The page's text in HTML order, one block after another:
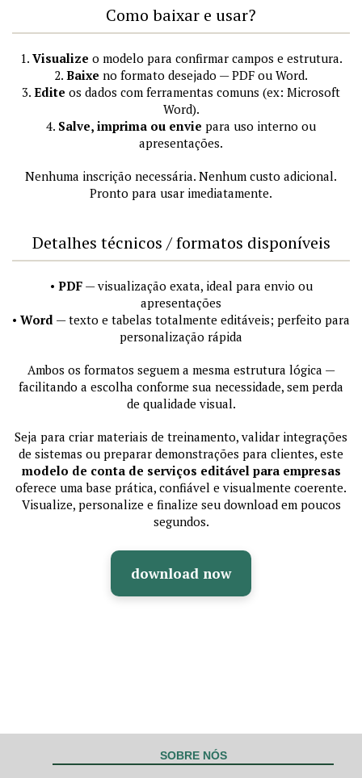
Como baixar e usar?
1. Visualize o modelo para confirmar campos e estrutura.
2. Baixe no formato desejado — PDF ou Word.
3. Edite os dados com ferramentas comuns (ex: Microsoft
Word).
4. Salve, imprima ou envie para uso interno ou
apresentações.
Nenhuma inscrição necessária. Nenhum custo adicional.
Pronto para usar imediatamente.
Detalhes técnicos / formatos disponíveis
• PDF— visualização exata, ideal para envio ou
apresentações
• Word — texto e tabelas totalmente editáveis; perfeito para
personalização rápida
Ambos os formatos seguem a mesma estrutura lógica —
facilitando a escolha conforme sua necessidade, sem perda
de qualidade visual.
Seja para criar materiais de treinamento, validar integrações
de sistemas ou preparar demonstrações para clientes, este
modelo de conta de serviços editável para empresas
oferece uma base prática, confiável e visualmente coerente.
Visualize, personalize e finalize seu download em poucos
segundos.
download now
SOBRE NÓS